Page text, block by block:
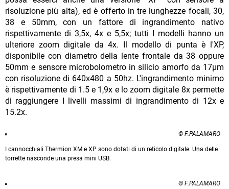
risoluzione più alta), ed è offerto in tre lunghezze focali, 30,
38 e 50mm, con un fattore di ingrandimento nativo
rispettivamente di 3,5x, 4x e 5,5x; tutti I modelli hanno un
ulteriore zoom digitale da 4x. Il modello di punta è l'XP,
disponibile con diametro della lente frontale da 38 oppure
50mm e sensore microbolometro in silicio amorfo da 17µm
con risoluzione di 640х480 a 50hz. L'ingrandimento minimo
è rispettivamente di 1.5 e 1,9x e lo zoom digitale 8x permette
di raggiungere I livelli massimi di ingrandimento di 12x e
15.2x.
© F.PALAMARO
I cannocchiali Thermion XM e XP sono dotati di un reticolo digitale. Una delle
torrette nasconde una presa mini USB.
© F.PALAMARO